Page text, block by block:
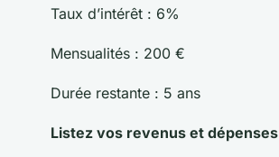
Taux d’intérêt : 6%
Mensualités : 200 €
Durée restante : 5 ans
Listez vos revenus et dépenses